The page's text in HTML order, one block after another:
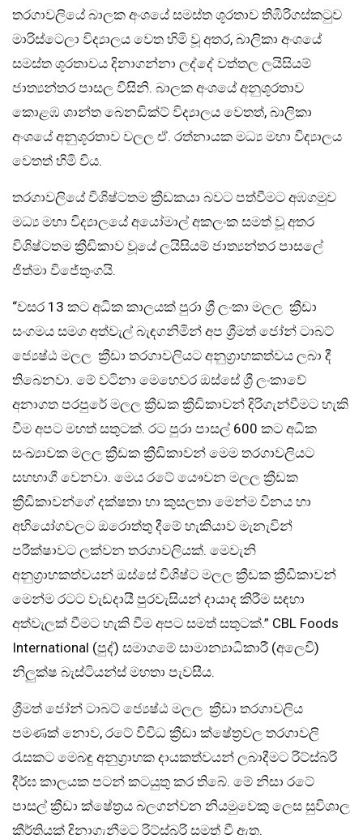
තරගාවලියේ බාලක අංශයේ සමස්ත ශූරතාව තිඹිරිගස්කටුව
මාරිස්ටෙලා විද්‍යාලය වෙත හිමි වූ අතර, බාලිකා අංශයේ
සමස්ත ශූරතාවය දිනාගන්නා ලද්දේ වත්තල ලයිසියම්
ජාත්‍යන්තර පාසල විසිනි. බාලක අංශයේ අනුශූරතාව
කොළඹ ශාන්ත බෙනඩික්ට් විද්‍යාලය වෙතත්, බාලිකා
අංශයේ අනුශූරතාව වලල ඒ. රත්නායක මධ්‍ය මහා විද්‍යාලය
වෙතත් හිමි විය.
තරගාවලියේ විශිෂ්ටතම ක්‍රීඩකයා බවට පත්වීමට අඹගමුව
මධ්‍ය මහා විද්‍යාලයේ අයෝමාල් අකලංක සමත් වූ අතර
විශිෂ්ටතම ක්‍රීඩිකාව වූයේ ලයිසියම් ජාත්‍යන්තර පාසලේ
ජිත්මා විජේතුංගයි.
“වසර 13 කට අධික කාලයක් පුරා ශ්‍රී ලංකා මලල ක්‍රීඩා
සංගමය සමග අත්වැල් බැඳගනිමින් අප ශ්‍රීමත් ජෝන් ටාබට්
ජ්‍යෙෂ්ඨ මලල ක්‍රීඩා තරගාවලියට අනුග්‍රාහකත්වය ලබා දී
තිබෙනවා. මේ වටිනා මෙහෙවර ඔස්සේ ශ්‍රී ලංකාවේ
අනාගත පරපුරේ මලල ක්‍රීඩක ක්‍රීඩිකාවන් දිරිගැන්වීමට හැකි
වීම අපට මහත් සතුටක්. රට පුරා පාසල් 600 කට අධික
සංඛ්‍යාවක මලල ක්‍රීඩක ක්‍රීඩිකාවන් මෙම තරගාවලියට
සහභාගී වෙනවා. මෙය රටේ යෞවන මලල ක්‍රීඩක
ක්‍රීඩිකාවන්ගේ දක්ෂතා හා කුසලතා මෙන්ම විනය හා
අභියෝගවලට ඔරොත්තු දීමේ හැකියාව මැනැවින්
පරීක්ෂාවට ලක්වන තරගාවලියක්. මෙවැනි
අනුග්‍රාහකත්වයන් ඔස්සේ විශිෂ්ට මලල ක්‍රීඩක ක්‍රීඩිකාවන්
මෙන්ම රටට වැඩදායී පුරවැසියන් දායාද කිරීම සඳහා
අත්වැලක් වීමට හැකි වීම අපට සමත් සතුටක්.” CBL Foods
International (පුද්) සමාගමේ සාමාන්‍යාධිකාරී (අලෙවි)
නිලුක්ෂ බැස්ටියන්ස් මහතා පැවසීය.
ශ්‍රීමත් ජෝන් ටාබට් ජ්‍යෙෂ්ඨ මලල ක්‍රීඩා තරගාවලිය
පමණක් නොව, රටේ විවිධ ක්‍රීඩා ක්ෂේත්‍රවල තරගාවලි
රැසකට මෙබඳු අනුග්‍රාහක දායකත්වයන් ලබාදීමට රිට්ස්බරි
දීර්ඝ කාලයක පටන් කටයුතු කර තිබේ. මේ නිසා රටේ
පාසල් ක්‍රීඩා ක්ෂේත්‍රය බලගන්වන නියමුවෙකු ලෙස සුවිශාල
කීර්තියක් දිනාගැනීමට රිට්ස්බරි සමත් වී ඇත.